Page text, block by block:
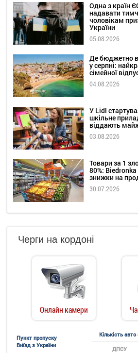
Одна з країн
надавати
чоловікам
України
05.08.2026
Де бюджетно
у серпні:
сімейної
04.08.2026
У Lidl
шкільне
віддають
03.08.2026
Товари за 1
80%:
знижки на
30.07.2026
Черги на кордоні
Онлайн камери
Пункт пропуску
Виїзд з України
Кількість
ДПСУ